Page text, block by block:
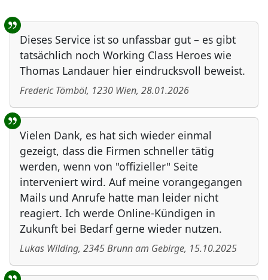
Benutzer-Rückmeldungen
Dieses Service ist so unfassbar gut – es gibt
tatsächlich noch Working Class Heroes wie
Thomas Landauer hier eindrucksvoll beweist.
Frederic Tömböl, 1230 Wien, 28.01.2026
Vielen Dank, es hat sich wieder einmal
gezeigt, dass die Firmen schneller tätig
werden, wenn von "offizieller" Seite
interveniert wird. Auf meine vorangegangen
Mails und Anrufe hatte man leider nicht
reagiert. Ich werde Online-Kündigen in
Zukunft bei Bedarf gerne wieder nutzen.
Lukas Wilding, 2345Brunn am Gebirge, 15.10.2025